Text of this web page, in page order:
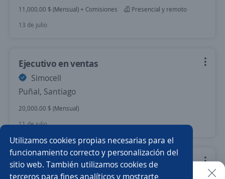
Utilizamos cookies propias necesarias para el
funcionamiento correcto y personalización del
sitio web. También utilizamos cookies de
terceros para fines analíticos y mostrarte
11,000.00 $ (Mensual) + Comisiones
Presencial y remoto
13 de julio
Ejecutivo en ventas
Simocell
Puñal, Santiago
20,000.00 $ (Mensual)
11 de julio
Administrador/a de redes